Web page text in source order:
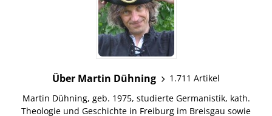
Über Martin Dühning
1.711 Artikel
Martin Dühning, geb. 1975, studierte Germanistik, kath.
Theologie und Geschichte in Freiburg im Breisgau sowie